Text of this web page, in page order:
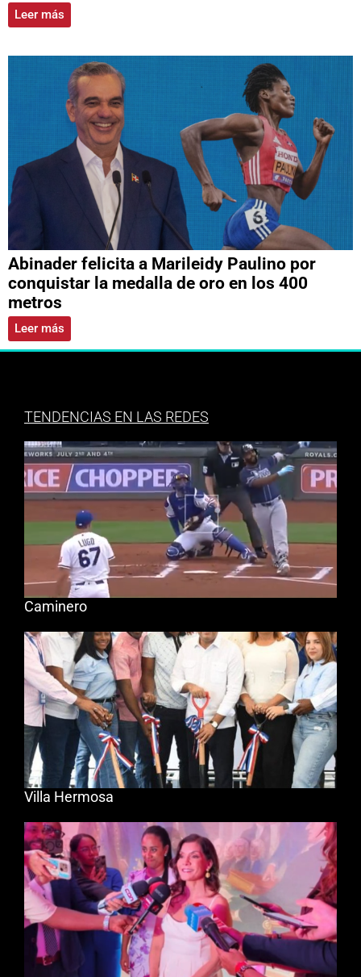
Leer más
Abinader felicita a Marileidy Paulino por
conquistar la medalla de oro en los 400
metros
Leer más
TENDENCIAS EN LAS REDES
Caminero
Villa Hermosa